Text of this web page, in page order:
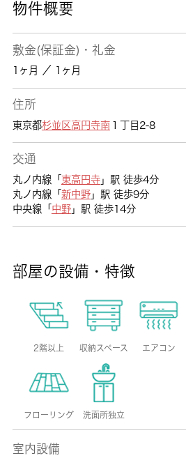
物件概要
敷金(保証金)・礼金
1ヶ月 ／ 1ヶ月
住所
東京都杉並区高円寺南１丁目2-8
交通
丸ノ内線「 東高円寺」駅 徒歩4分
丸ノ内線「 新中野」駅 徒歩9分
中央線「 中野」駅 徒歩14分
部屋の設備・特徴
2階以上 収納スペース エアコン
フローリング 洗面所独立
室内設備